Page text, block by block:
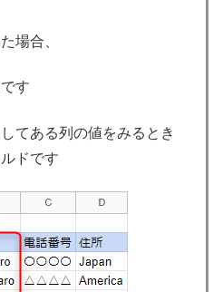
場合、
す
てある列の値をみるとき
ドです